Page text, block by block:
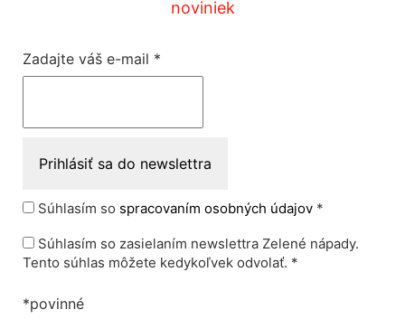
noviniek
Zadajte váš e-mail *
Súhlasím so spracovaním osobných údajov *
Súhlasím so zasielaním newslettra Zelené nápady.
Tento súhlas môžete kedykoľvek odvolať. *
*povinné